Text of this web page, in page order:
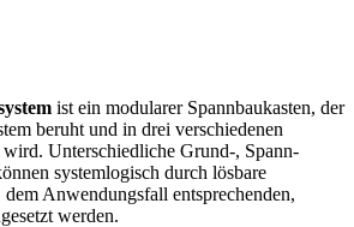
ist ein modularer Spannbaukasten, der
beruht und in drei verschiedenen
wird. Unterschiedliche Grund-, Spann-
systemlogisch durch lösbare
Anwendungsfall entsprechenden,
werden.